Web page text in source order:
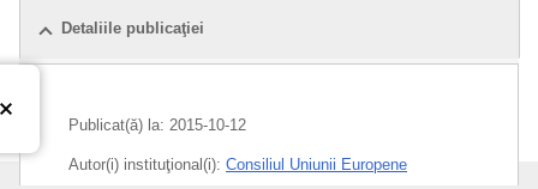
Detaliile publicaţiei
Publicat(ă) la: 2015-10-12
Autor(i) instituţional(i): Consiliul Uniunii Europene